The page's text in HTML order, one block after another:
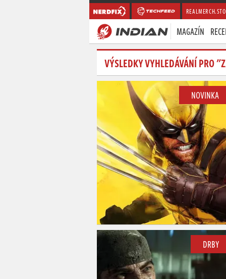
MAGAZÍN
VÝSLEDKY VYHLEDÁVÁNÍ PRO
NOVINKA
DRBY